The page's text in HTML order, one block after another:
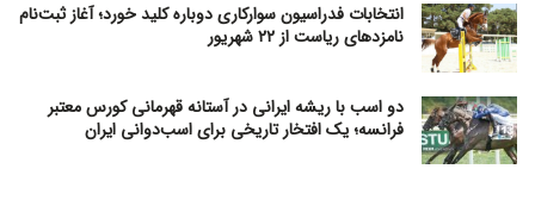
انتخابات فدراسیون سوارکاری دوباره کلید خورد؛ آغاز ثبت‌نام
نامزدهای ریاست از ۲۲ شهریور
دو اسب با ریشه ایرانی در آستانه قهرمانی کورس معتبر
فرانسه؛ یک افتخار تاریخی برای اسب‌دوانی ایران